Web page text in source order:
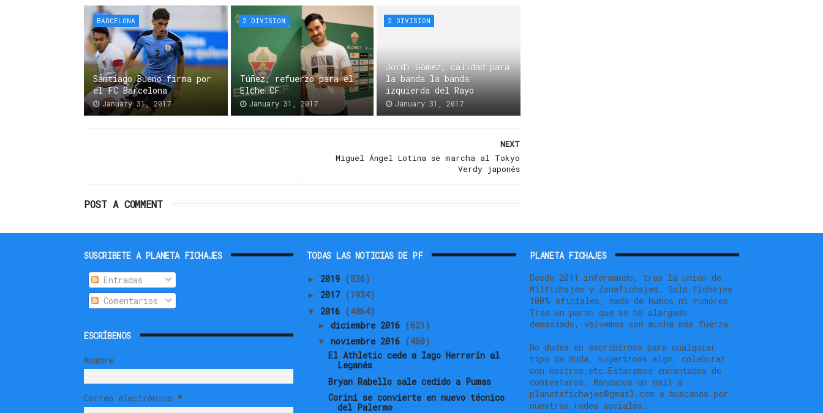
BARCELONA
Santiago Bueno firma por
el FC Barcelona
January 31, 2017
2 DIVISION
Túñez, refuerzo para el
Elche CF
January 31, 2017
2 DIVISION
Jordi Gómez, calidad para
la banda la banda
izquierda del Rayo
January 31, 2017
NEXT
Miguel Ángel Lotina se marcha al Tokyo
Verdy japonés
POST A COMMENT
SUSCRIBETE A PLANETA FICHAJES
Entradas
Comentarios
ESCRÍBENOS
Nombre
Correo electrónico *
TODAS LAS NOTICIAS DE PF
► 2019 (526)
► 2017 (1934)
▼ 2016 (4864)
► diciembre 2016 (621)
▼ noviembre 2016 (450)
El Athletic cede a Iago Herrerín al
Leganés
Bryan Rabello sale cedido a Pumas
Corini se convierte en nuevo técnico
del Palermo
PLANETA FICHAJES
Desde 2011 informando, tras la unión de
Milfichajes y Zonafichajes. Solo fichajes
100% oficiales, nada de humos ni rumores.
Tras un parón que se ha alargado
demasiado, volvemos con mucha más fuerza.
No dudes en escribírnos para cualquier
tipo de duda, sugerirnos algo, colaborar
con nostros,etc.Estaremos encantados de
contestaros. Mándanos un mail a
planetafichajes@gmail.com o buscanos por
nuestras redes sociales.